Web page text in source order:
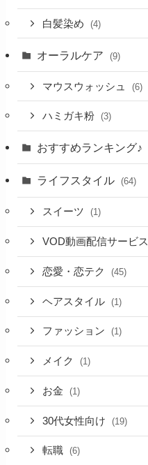
白髪染め (4)
オーラルケア (9)
マウスウォッシュ (6)
ハミガキ粉 (3)
おすすめランキング♪
ライフスタイル (64)
スイーツ (1)
VOD動画配信サービス
恋愛・恋テク (45)
ヘアスタイル (1)
ファッション (1)
メイク (1)
お金 (1)
30代女性向け (19)
転職 (6)